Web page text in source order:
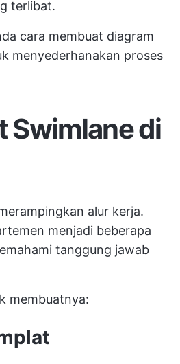
terlibat.
cara membuat diagram
menyederhanakan proses
Swimlane di
alur kerja.
menjadi beberapa
tanggung jawab
membuatnya: